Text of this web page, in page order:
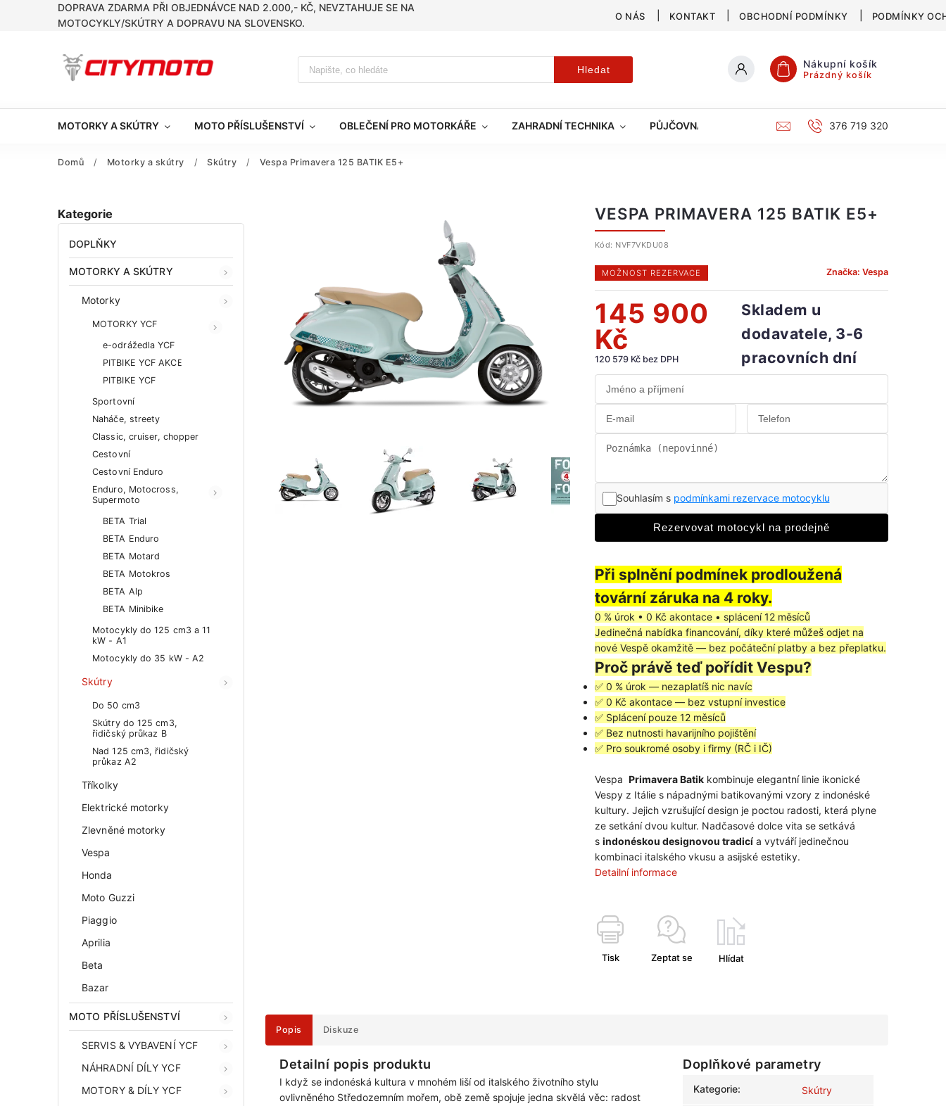
DOPRAVA ZDARMA PŘI OBJEDNÁVCE NAD 2.000,- KČ, NEVZTAHUJE SE NA
MOTOCYKLY/SKÚTRY A DOPRAVU NA SLOVENSKO.
O NÁS KONTAKT OBCHODNÍ PODMÍNKY PODMÍNKY
Hledat Nákupní košík
Prázdný košík
MOTORKY A SKÚTRY MOTO PŘÍSLUŠENSTVÍ OBLEČENÍ PRO MOTORKÁŘE ZAHRADNÍ TECHNIKA PŮJČOVNA KATALOG376 719 320
Domů / Motorky a skútry / Skútry / Vespa Primavera 125 BATIK E5+
Kategorie
DOPLŇKY
MOTORKY A SKÚTRY
Motorky
MOTORKY YCF
e-odrážedla YCF
PITBIKE YCF AKCE
PITBIKE YCF
Sportovní
Naháče, streety
Classic, cruiser, chopper
Cestovní
Cestovní Enduro
Enduro, Motocross,
Supermoto
BETA Trial
BETA Enduro
BETA Motard
BETA Motokros
BETA Alp
BETA Minibike
Motocykly do 125 cm3 a 11
kW - A1
Motocykly do 35 kW - A2
Skútry
Do 50 cm3
Skútry do 125 cm3,
řidičský průkaz B
Nad 125 cm3, řidičský
průkaz A2
Tříkolky
Elektrické motorky
Zlevněné motorky
Vespa
Honda
Moto Guzzi
Piaggio
Aprilia
Beta
Bazar
MOTO PŘÍSLUŠENSTVÍ
SERVIS & VYBAVENÍ YCF
NÁHRADNÍ DÍLY YCF
MOTORY & DÍLY YCF
VESPA PRIMAVERA 125 BATIK E5+
Kód: NVF7VKDU08
MOŽNOST REZERVACE Značka: Vespa
145 900
Kč
120 579 Kč bez DPH
Skladem u
dodavatele, 3-6
pracovních dní
Souhlasím s podmínkami rezervace motocyklu
Rezervovat motocykl na prodejně
Při splnění podmínek prodloužená
tovární záruka na 4 roky.
0 % úrok • 0 Kč akontace • splácení 12 měsíců
Jedinečná nabídka financování, díky které můžeš odjet na
nové Vespě okamžitě — bez počáteční platby a bez přeplatku.
Proč právě teď pořídit Vespu?
✅ 0 % úrok — nezaplatíš nic navíc
✅ 0 Kč akontace — bez vstupní investice
✅ Splácení pouze 12 měsíců
✅ Bez nutnosti havarijního pojištění
✅ Pro soukromé osoby i firmy (RČ i IČ)
Vespa Primavera Batik kombinuje elegantní linie ikonické
Vespy z Itálie s nápadnými batikovanými vzory z indonéské
kultury. Jejich vzrušující design je poctou radosti, která plyne
ze setkání dvou kultur. Nadčasové dolce vita se setkává
s indonéskou designovou tradicí a vytváří jedinečnou
kombinaci italského vkusu a asijské estetiky.
Detailní informace
Tisk Zeptat se Hlídat
Popis Diskuze
Detailní popis produktu
I když se indonéská kultura v mnohém liší od italského životního stylu
ovlivněného Středozemním mořem, obě země spojuje jedna skvělá věc: radost
Doplňkové parametry
Kategorie: Skútry